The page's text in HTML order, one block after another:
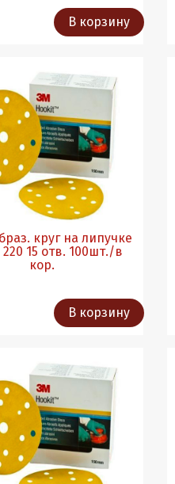
В корзину
круг на липучке
100шт./в
кор.
В корзину